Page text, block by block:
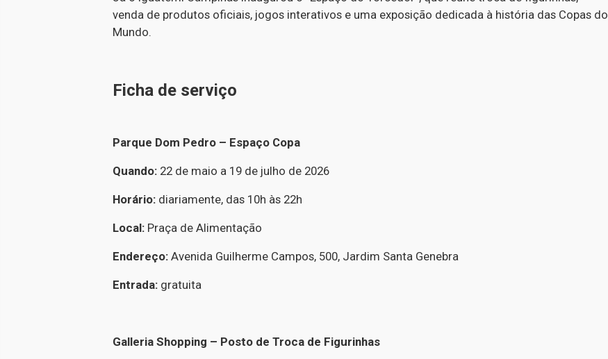
venda de produtos oficiais, jogos interativos e uma exposição dedicada à história das Copas do
Mundo.
Ficha de serviço
Parque Dom Pedro – Espaço Copa
Quando: 22 de maio a 19 de julho de 2026
Horário: diariamente, das 10h às 22h
Local: Praça de Alimentação
Endereço: Avenida Guilherme Campos, 500, Jardim Santa Genebra
Entrada: gratuita
Galleria Shopping – Posto de Troca de Figurinhas